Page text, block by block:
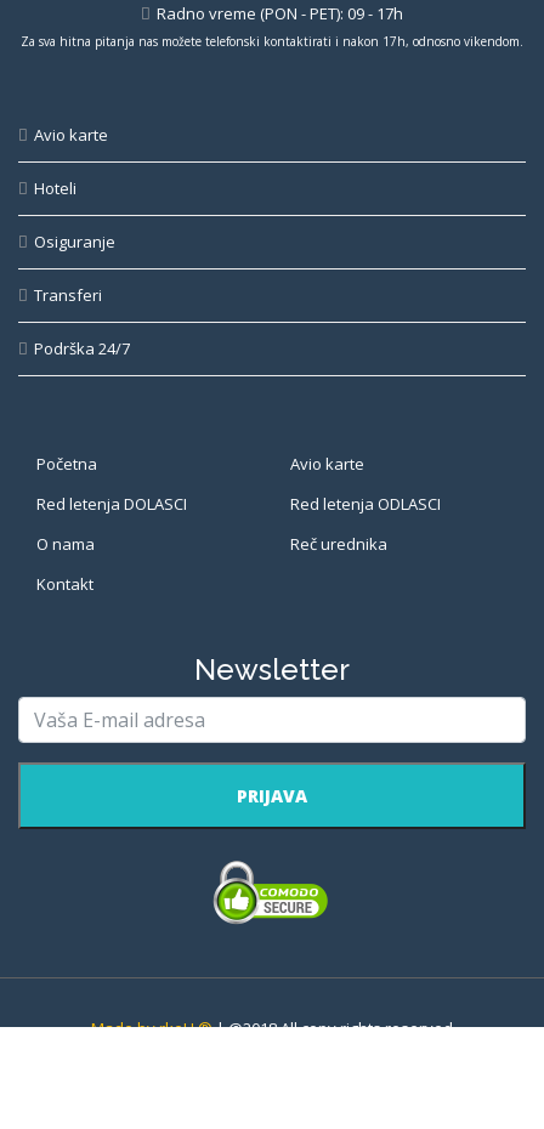
Radno vreme (PON - PET): 09 - 17h
Za sva hitna pitanja nas možete telefonski kontaktirati i nakon 17h, odnosno vikendom.
Avio karte
Hoteli
Osiguranje
Transferi
Podrška 24/7
Početna
Avio karte
Red letenja DOLASCI
Red letenja ODLASCI
O nama
Reč urednika
Kontakt
Newsletter
PRIJAVA
Made by rkeU ®| @2018 All copy rights reserved